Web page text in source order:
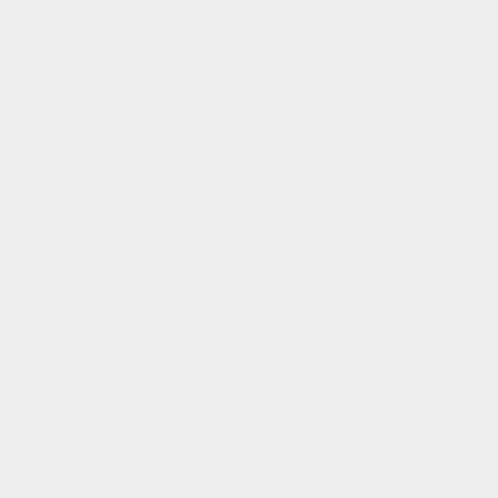
por nosotros o
de nuestros servicios
utilizarlas para
cookies, tu